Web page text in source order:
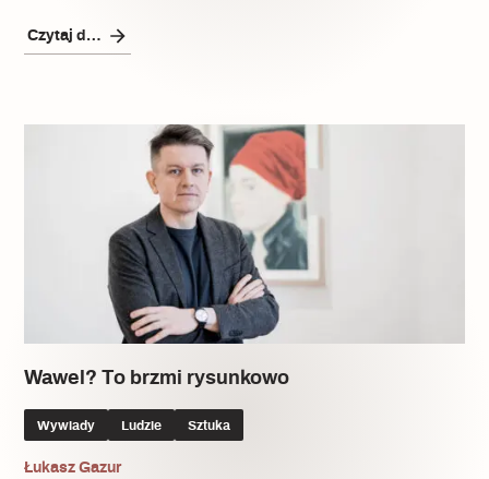
Czytaj dalej
Wawel? To brzmi rysunkowo
Wywiady Ludzie Sztuka
Łukasz Gazur